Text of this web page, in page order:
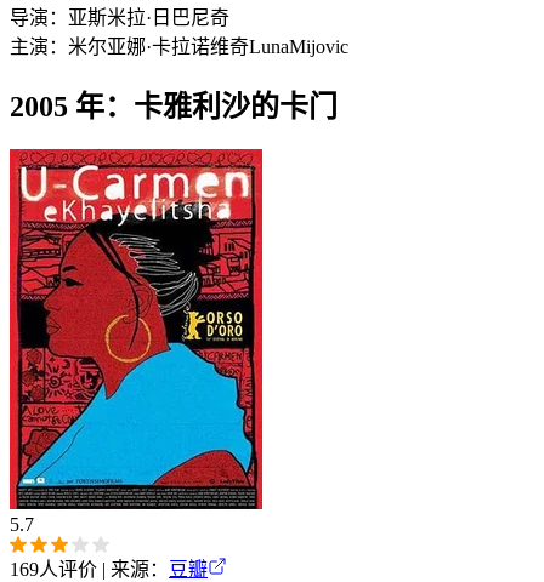
导演： 亚斯米拉·日巴尼奇
主演： 米尔亚娜·卡拉诺维奇LunaMijovic
2005 年：卡雅利沙的卡门
5.7
169人评价 | 来源：
豆瓣